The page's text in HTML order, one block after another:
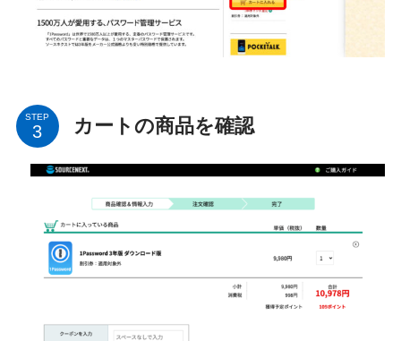
STEP カートの商品を確認